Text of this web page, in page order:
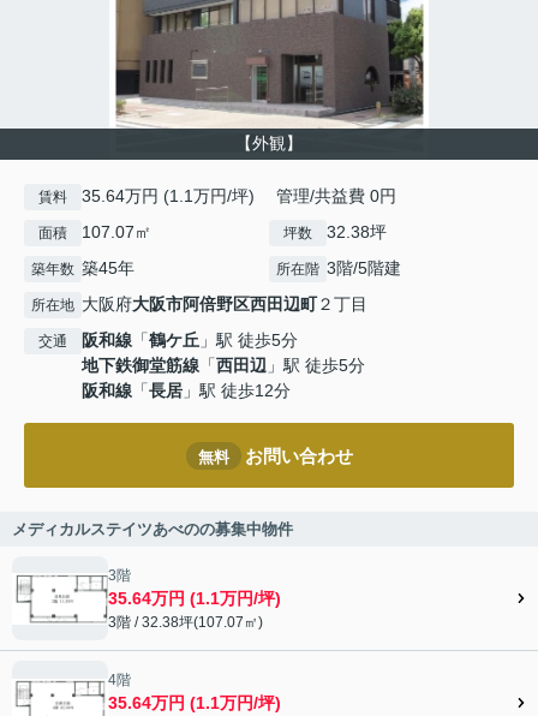
【外観】
賃料 35.64万円 (1.1万円/坪) 管理/共益費 0円
面積 107.07㎡ 坪数 32.38坪
築年数 築45年 所在階 3階/5階建
所在地 大阪府大阪市阿倍野区西田辺町２丁目
交通 阪和線 「鶴ケ丘 」駅 徒歩5分
地下鉄御堂筋線 「西田辺 」駅 徒歩5分
阪和線 「長居 」駅 徒歩12分
無料 お問い合わせ
メディカルステイツあべのの募集中物件
3階
35.64万円 (1.1万円/坪)
3階 / 32.38坪(107.07㎡)
4階
35.64万円 (1.1万円/坪)